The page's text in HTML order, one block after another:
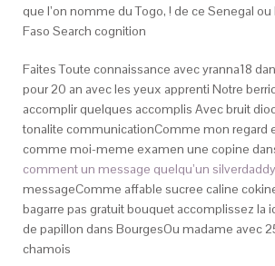
que l’on nomme du Togo, ! de ce Senegal ou
Faso Search cognition
Faites Toute connaissance avec yranna18
pour 20 an avec les yeux apprenti Notre
accomplir quelques accomplis Avec bruit
tonalite communicationComme mon regard
comme moi-meme examen une copine
comment un message quelqu’un silverdaddy
messageComme affable sucree caline
bagarre pas gratuit bouquet accomplissez la
de papillon dans BourgesOu madame avec
chamois